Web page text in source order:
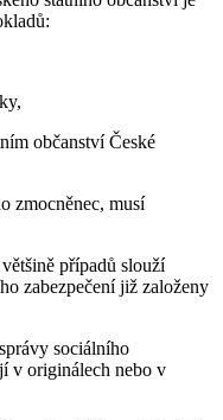
občanství České
zmocněnec, musí
případů slouží
zabezpečení již založeny
sociálního
v originálech nebo v